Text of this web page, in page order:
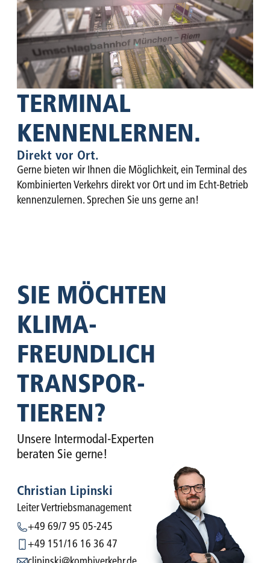
TERMINAL
KENNENLERNEN.
Direkt vor Ort.
Gerne bieten wir Ihnen die Möglichkeit, ein Terminal des
Kombinierten Verkehrs direkt vor Ort und im Echt-Betrieb
kennenzulernen. Sprechen Sie uns gerne an!
SIE MÖCHTEN
KLIMA­
FREUNDLICH
TRANSPOR­
TIEREN?
Unsere Intermodal-Experten
beraten Sie gerne!
Christian Lipinski
Leiter Vertriebsmanagement
+49 69/7 95 05-245
+49 151/16 16 36 47